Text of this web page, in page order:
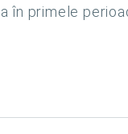
primele